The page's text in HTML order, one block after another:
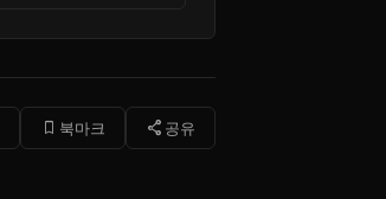
bookmark_border 북마크 share 공유